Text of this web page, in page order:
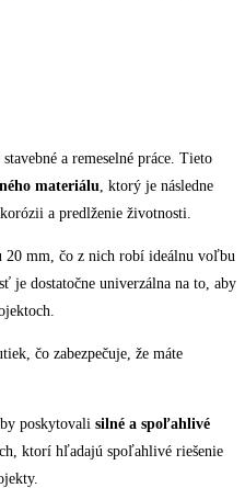
a remeselné práce. Tieto
materiálu , ktorý je následne
a predlženie životnosti.
mm, čo z nich robí ideálnu voľbu
je dostatočne univerzálna na to, aby
čo zabezpečuje, že máte
poskytovali silné a spoľahlivé
ktorí hľadajú spoľahlivé riešenie